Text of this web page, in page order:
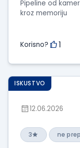
Pipeline od
kroz memoriju
Korisno? 1
ISKUSTVO
12.06.2026
3 ne